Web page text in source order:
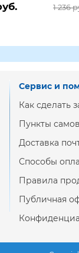
1 236
Сервис и
Как сделать
Пункты
Доставка
Способы
Правила
Публичная